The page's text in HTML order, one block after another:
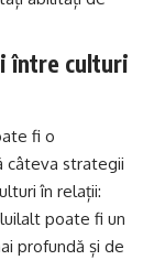
între culturi
fi o
câteva strategii
în relații:
poate fi un
profundă și de